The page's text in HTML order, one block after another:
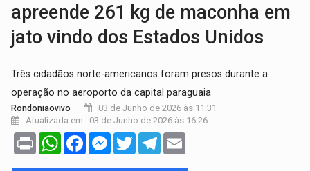
apreende 261 kg de maconha em
jato vindo dos Estados Unidos
Três cidadãos norte-americanos foram presos durante a
operação no aeroporto da capital paraguaia
Rondoniaovivo
03 de Junho de 2026 às 11:31
Atualizada em : 03 de Junho de 2026 às 16:26
Print WhatsAppFacebookMessenger
TwitterTelegram